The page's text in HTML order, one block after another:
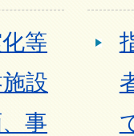
等
設
事